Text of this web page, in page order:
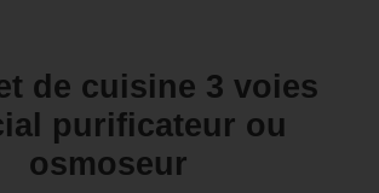
de cuisine 3 voies
purificateur ou
osmoseur